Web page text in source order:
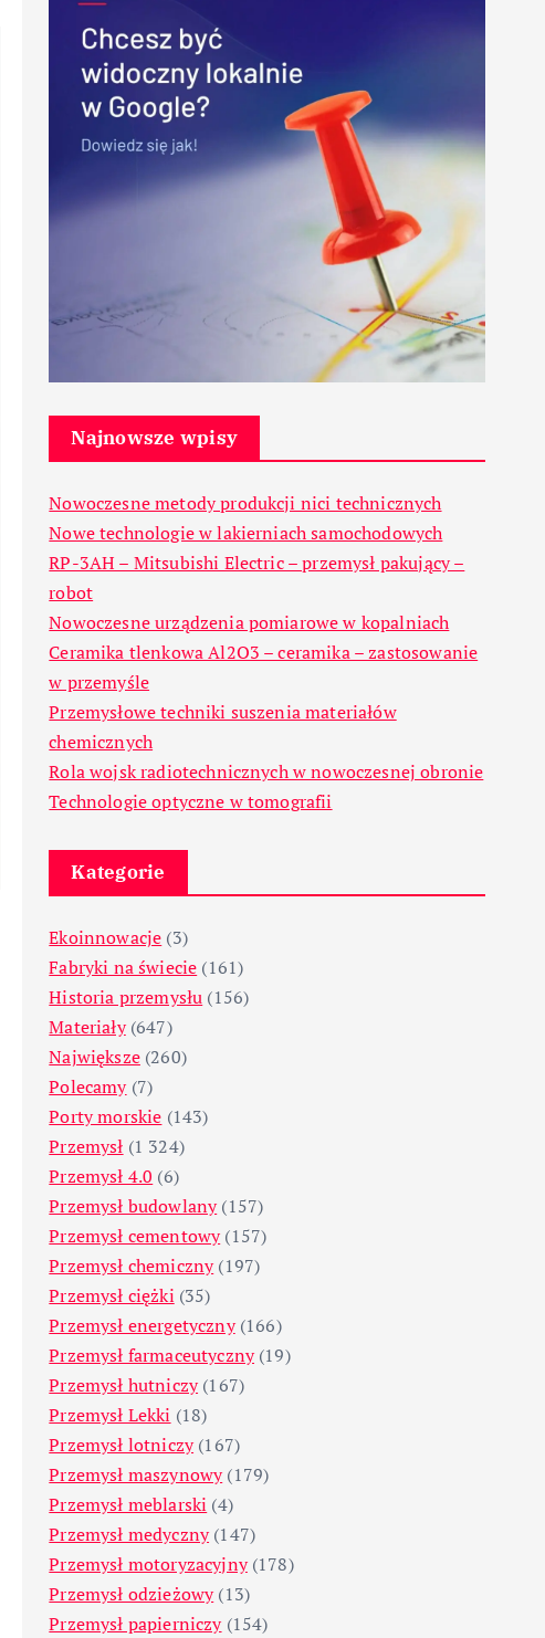
Najnowsze wpisy
Nowoczesne metody produkcji nici technicznych
Nowe technologie w lakierniach samochodowych
RP-3AH – Mitsubishi Electric – przemysł pakujący –
robot
Nowoczesne urządzenia pomiarowe w kopalniach
Ceramika tlenkowa Al2O3 – ceramika – zastosowanie
w przemyśle
Przemysłowe techniki suszenia materiałów
chemicznych
Rola wojsk radiotechnicznych w nowoczesnej obronie
Technologie optyczne w tomografii
Kategorie
Ekoinnowacje (3)
Fabryki na świecie (161)
Historia przemysłu (156)
Materiały(647)
Największe(260)
Polecamy(7)
Porty morskie (143)
Przemysł (1 324)
Przemysł 4.0 (6)
Przemysł budowlany(157)
Przemysł cementowy(157)
Przemysł chemiczny(197)
Przemysł ciężki (35)
Przemysł energetyczny(166)
Przemysł farmaceutyczny(19)
Przemysł hutniczy(167)
Przemysł Lekki (18)
Przemysł lotniczy(167)
Przemysł maszynowy(179)
Przemysł meblarski (4)
Przemysł medyczny(147)
Przemysł motoryzacyjny(178)
Przemysł odzieżowy(13)
Przemysł papierniczy(154)